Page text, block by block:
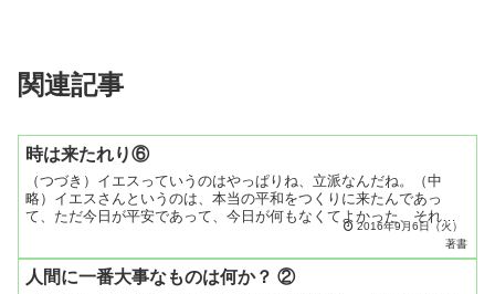
関連記事
時は来たれり⑥
（つづき）イエスっていうのはやっぱりね、立派なんだね。（中
略）イエスさんというのは、本当の平和をつくりに来たんであっ
て、ただ今日が平安であって、今日が何もなくてよかった、それで
いいなんていうことを思って来たんじゃないんですね。何事があっ
2016年9月6日（火）
著書
人間に一番大事なものは何か？ ②